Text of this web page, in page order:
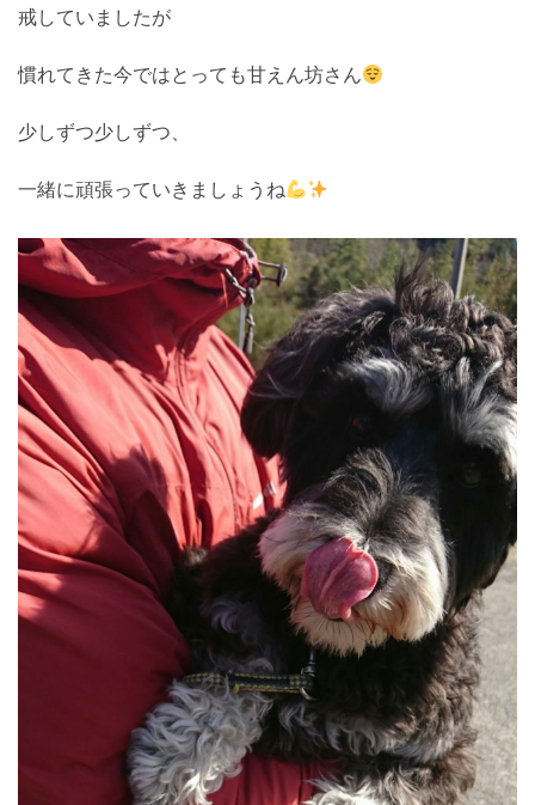
戒していましたが
慣れてきた今ではとっても甘えん坊さん
少しずつ少しずつ、
一緒に頑張っていきましょうね